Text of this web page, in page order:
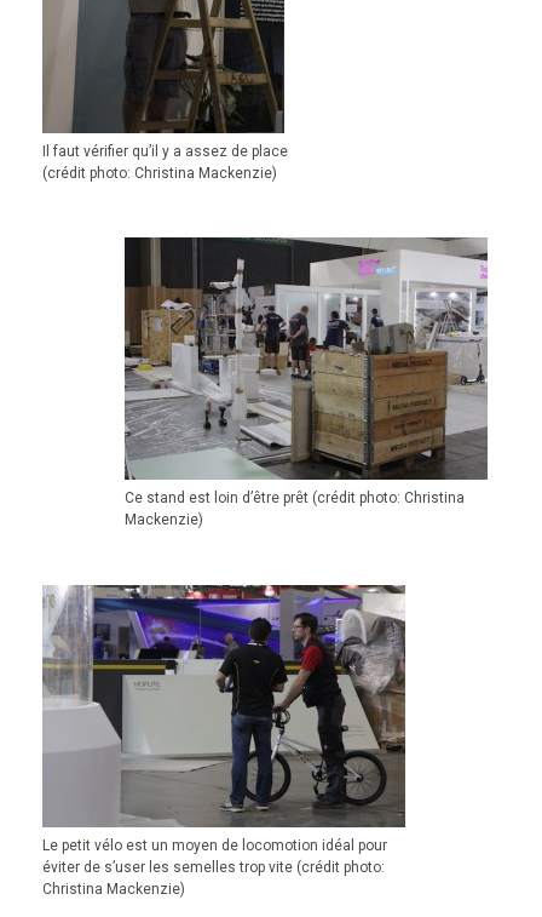
Il faut vérifier qu’il y a assez de place
(crédit photo: Christina Mackenzie)
Ce stand est loin d’être prêt (crédit photo: Christina
Mackenzie)
Le petit vélo est un moyen de locomotion idéal pour
éviter de s’user les semelles trop vite (crédit photo:
Christina Mackenzie)